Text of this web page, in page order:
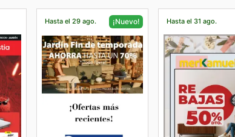
Hasta el 29 ago. ¡Nuevo! Hasta el 31 ago.